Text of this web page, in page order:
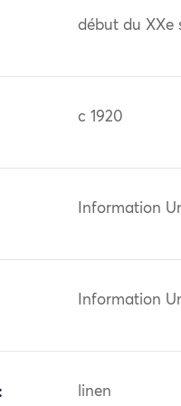
début du XXe
c 1920
Information
Information
linen